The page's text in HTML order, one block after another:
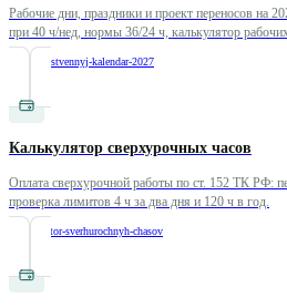
Рабочие дни, праздники и проект переносов на
при 40 ч/нед, нормы 36/24 ч, калькулятор
proizvodstvennyj-kalendar-2027
Калькулятор сверхурочных часов
Оплата сверхурочной работы по ст. 152 ТК РФ:
проверка лимитов 4 ч за два дня и 120 ч в год.
kalkulyator-sverhurochnyh-chasov